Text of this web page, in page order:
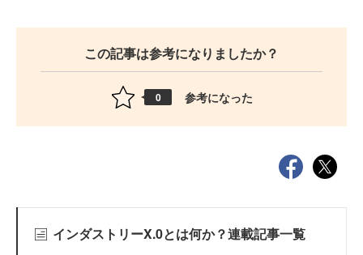
この記事は参考になりましたか？
0 参考になった
インダストリーX.0とは何か？連載記事一覧